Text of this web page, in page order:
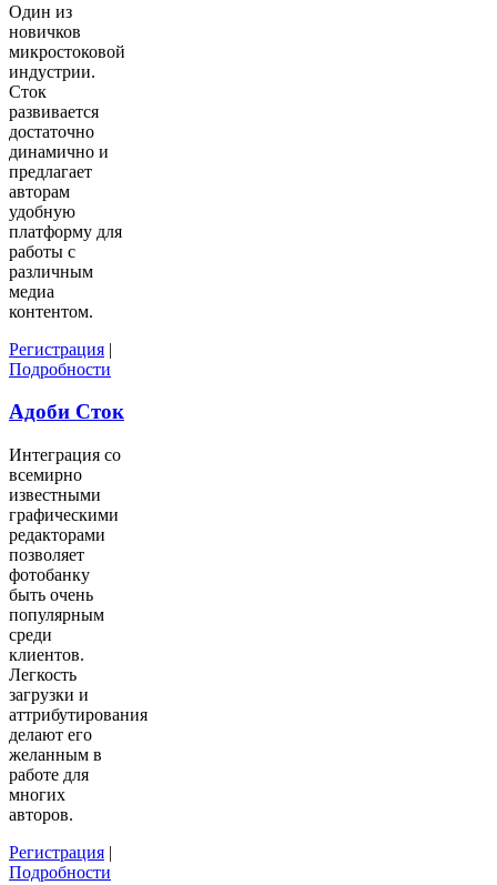
Один из
новичков
микростоковой
индустрии.
Сток
развивается
достаточно
динамично и
предлагает
авторам
удобную
платформу для
работы с
различным
медиа
контентом.
Регистрация |
Подробности
Адоби Сток
Интеграция со
всемирно
известными
графическими
редакторами
позволяет
фотобанку
быть очень
популярным
среди
клиентов.
Легкость
загрузки и
аттрибутирования
делают его
желанным в
работе для
многих
авторов.
Регистрация |
Подробности